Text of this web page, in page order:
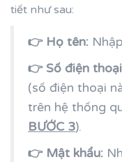
tiết như sau:
👉 Họ tên:
👉 Số điện
(số điện thoại
trên hệ thống
BƯỚC 3).
👉 Mật khẩu: